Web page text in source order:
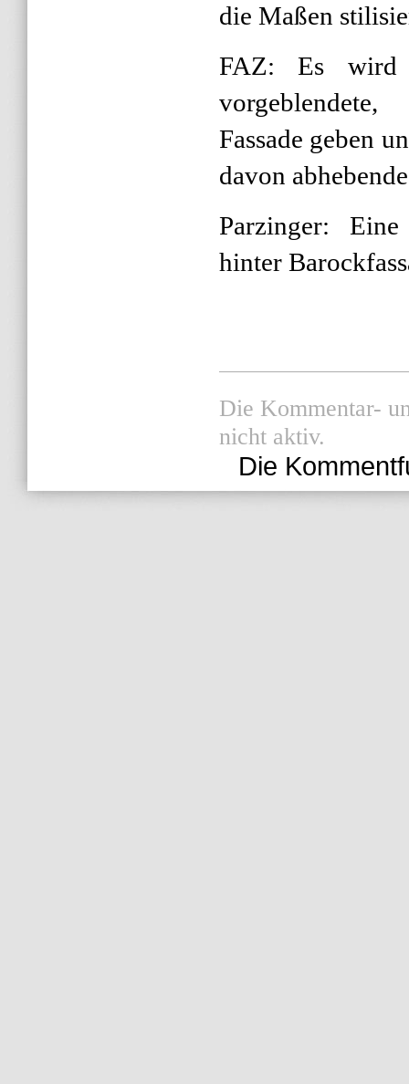
die Maßen
FAZ: Es wird
Fassade geben
davon
Parzinger:
hinter
Die Kommentar-
nicht aktiv.
Die